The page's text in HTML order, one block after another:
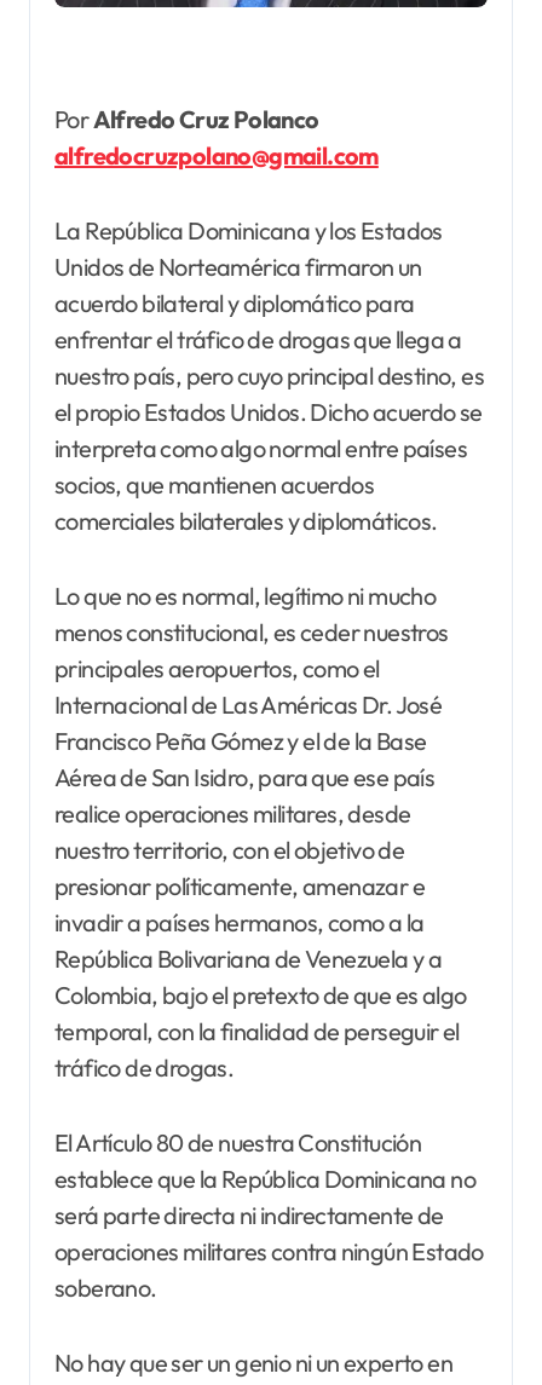
PorAlfredo Cruz Polanco
alfredocruzpolano@gmail.com
La República Dominicana y los Estados
Unidos de Norteamérica firmaron un
acuerdo bilateral y diplomático para
enfrentar el tráfico de drogas que llega a
nuestro país, pero cuyo principal destino, es
el propio Estados Unidos. Dicho acuerdo se
interpreta como algo normal entre países
socios, que mantienen acuerdos
comerciales bilaterales y diplomáticos.
Lo que no es normal, legítimo ni mucho
menos constitucional, es ceder nuestros
principales aeropuertos, como el
Internacional de Las Américas Dr. José
Francisco Peña Gómez y el de la Base
Aérea de San Isidro, para que ese país
realice operaciones militares, desde
nuestro territorio, con el objetivo de
presionar políticamente, amenazar e
invadir a países hermanos, como a la
República Bolivariana de Venezuela y a
Colombia, bajo el pretexto de que es algo
temporal, con la finalidad de perseguir el
tráfico de drogas.
El Artículo 80 de nuestra Constitución
establece que la República Dominicana no
será parte directa ni indirectamente de
operaciones militares contra ningún Estado
soberano.
No hay que ser un genio ni un experto en